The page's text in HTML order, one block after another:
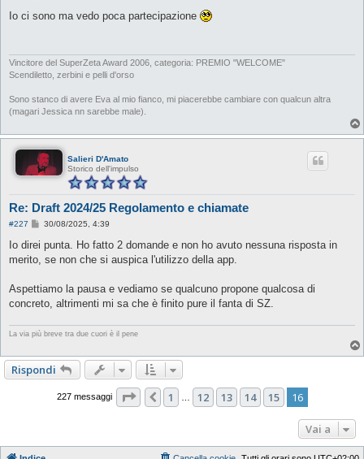
s
i
o
Io ci sono ma vedo poca partecipazione
Vincitore del SuperZeta Award 2006, categoria: PREMIO "WELCOME"
Scendiletto, zerbini e pelli d'orso
Sono stanco di avere Eva al mio fianco, mi piacerebbe cambiare con qualcun altra
(magari Jessica nn sarebbe male).
Salieri D'Amato
Storico dell'impulso
Re: Draft 2024/25 Regolamento e chiamate
#227
M
s
s
a
i
o
30/08/2025, 4:39
Io direi punta. Ho fatto 2 domande e non ho avuto nessuna risposta in
merito, se non che si auspica l'utilizzo della app.
Aspettiamo la pausa e vediamo se qualcuno propone qualcosa di
concreto, altrimenti mi sa che è finito pure il fanta di SZ.
La via più breve tra due cuori è il pene
Rispondi
227 messaggi Pagina 16di16
Precedente
1 … 12 13 14 15 16
Vai a